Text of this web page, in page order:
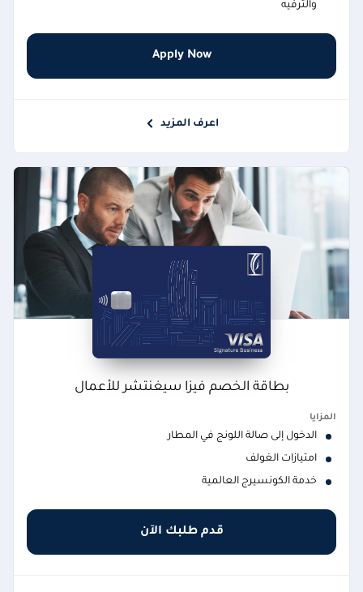
والترفيه
Apply Now
اعرف المزيد
بطاقة الخصم فيزا سيغنتشر للأعمال
المزايا
الدخول إلى صالة اللونج في المطار
امتيازات الغولف
خدمة الكونسيرج العالمية
قدم طلبك الآن